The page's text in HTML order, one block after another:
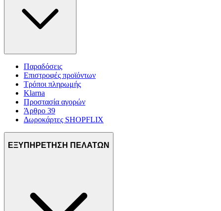
Παραδόσεις
Επιστροφές προϊόντων
Τρόποι πληρωμής
Klarna
Προστασία αγορών
Άρθρο 39
Δωροκάρτες SHOPFLIX
ΕΞΥΠΗΡΕΤΗΣΗ ΠΕΛΑΤΩΝ